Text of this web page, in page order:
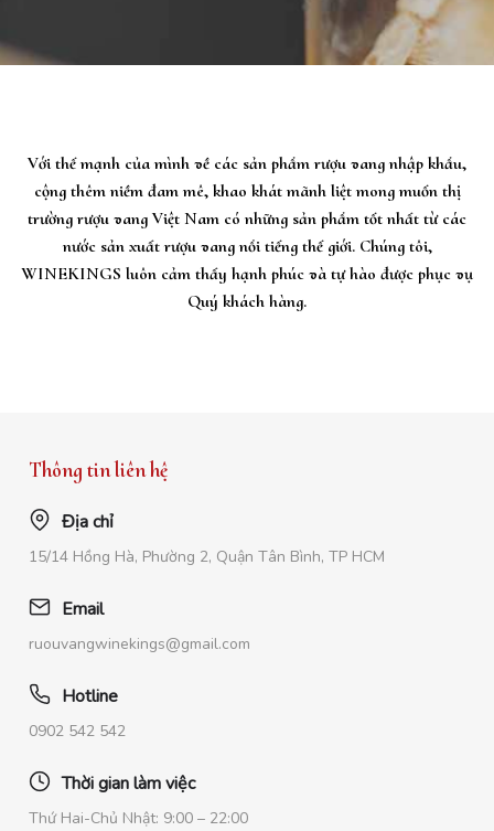
Với thế mạnh của mình về các sản phẩm rượu vang nhập khẩu,
cộng thêm niềm đam mê, khao khát mãnh liệt mong muốn thị
trường rượu vang Việt Nam có những sản phẩm tốt nhất từ các
nước sản xuất rượu vang nổi tiếng thế giới. Chúng tôi,
WINEKINGS luôn cảm thấy hạnh phúc và tự hào được phục vụ
Quý khách hàng.
Thông tin liên hệ
Địa chỉ
15/14 Hồng Hà, Phường 2, Quận Tân Bình, TP HCM
Email
ruouvangwinekings@gmail.com
Hotline
0902 542 542
Thời gian làm việc
Thứ Hai-Chủ Nhật: 9:00 – 22:00